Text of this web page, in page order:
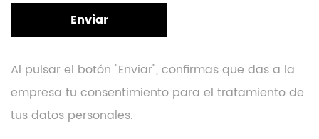
Al pulsar el botón "Enviar", confirmas que das a la
empresa tu consentimiento para el tratamiento de
tus datos personales.